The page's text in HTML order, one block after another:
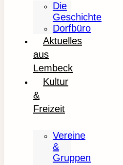
Die
Geschichte
Dorfbüro
Aktuelles
aus
Lembeck
Kultur
&
Freizeit
Vereine
&
Gruppen